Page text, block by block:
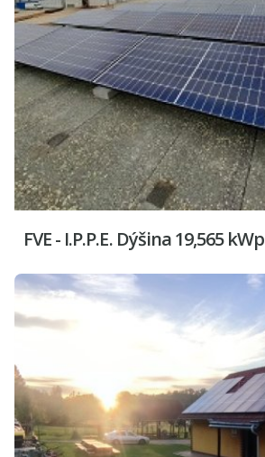
FVE - I.P.P.E. Dýšina 19,565 kWp